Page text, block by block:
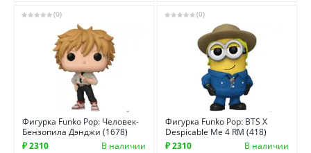
(0)
Фигурка Funko Pop: Человек-
Бензопила Дэнджи (1678)
₽ 2310
В наличии
(0)
Фигурка Funko Pop: BTS X
Despicable Me 4 RM (418)
₽ 2310
В наличии